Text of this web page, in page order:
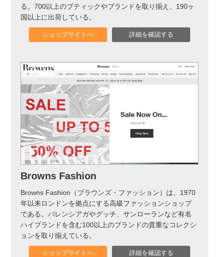
る。700以上のブティックやブランドを取り揃え、190ヶ
国以上に出荷している。
ショップサイトへ 詳細を確認する
Browns Fashion
Browns Fashion（ブラウンズ・ファッション）は、1970
年以来ロンドンを拠点にする高級ファッションショップ
である。バレンシアガやグッチ、サンローランなど有名
ハイブランドを含む100以上のブランドの貴重なコレクシ
ョンを取り揃えている。
ショップサイトへ 詳細を確認する